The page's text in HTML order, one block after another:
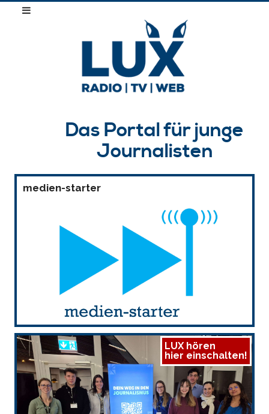
Das Portal für junge
Journalisten
medien-starter
LUX hören
hier einschalten!